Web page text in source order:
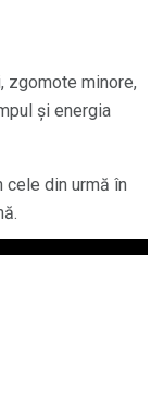
zgomote minore,
și energia
cele din urmă în